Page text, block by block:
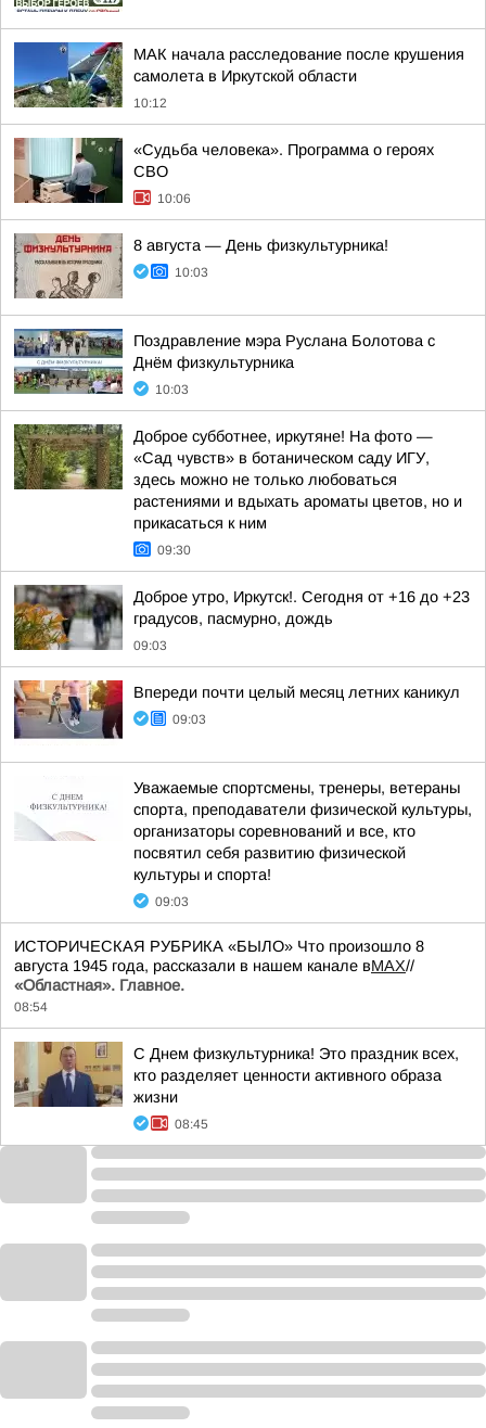
МАК начала расследование после крушения
самолета в Иркутской области
10:12
«Судьба человека». Программа о героях
СВО
10:06
8 августа — День физкультурника!
10:03
Поздравление мэра Руслана Болотова с
Днём физкультурника
10:03
Доброе субботнее, иркутяне! На фото —
«Сад чувств» в ботаническом саду ИГУ,
здесь можно не только любоваться
растениями и вдыхать ароматы цветов, но и
прикасаться к ним
09:30
Доброе утро, Иркутск!. Сегодня от +16 до +23
градусов, пасмурно, дождь
09:03
Впереди почти целый месяц летних каникул
09:03
Уважаемые спортсмены, тренеры, ветераны
спорта, преподаватели физической культуры,
организаторы соревнований и все, кто
посвятил себя развитию физической
культуры и спорта!
09:03
ИСТОРИЧЕСКАЯ РУБРИКА «БЫЛО» Что произошло 8
августа 1945 года, рассказали в нашем канале вMAX//
«Областная». Главное.
08:54
С Днем физкультурника! Это праздник всех,
кто разделяет ценности активного образа
жизни
08:45